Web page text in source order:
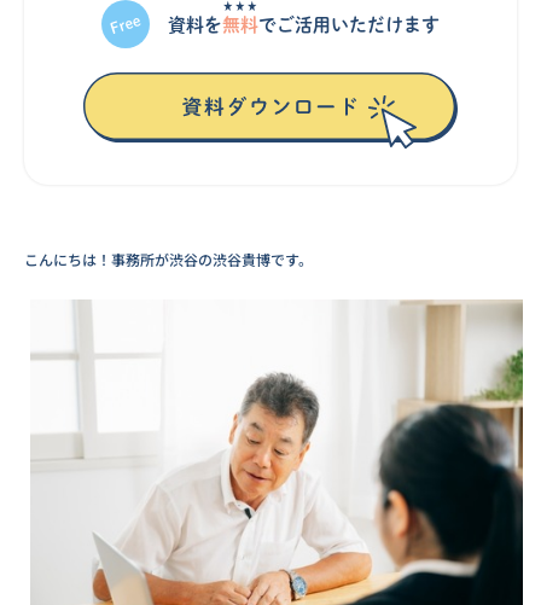
資料を無料
★★★
でご活⽤いただけます
こんにちは！事務所が渋谷の渋谷貴博です。